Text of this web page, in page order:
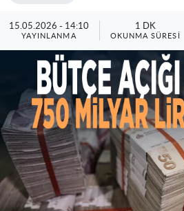
15.05.2026 - 14:10
YAYINLANMA
1 DK
OKUNMA SÜRESI